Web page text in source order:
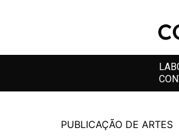
PUBLICAÇÃO DE ARTES